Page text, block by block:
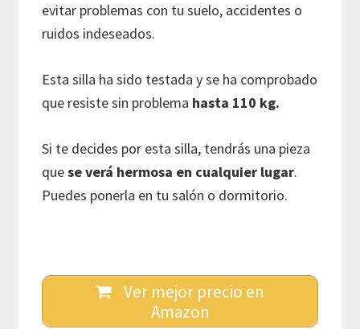
evitar problemas con tu suelo, accidentes o
ruidos indeseados.
Esta silla ha sido testada y se ha comprobado
que resiste sin problema hasta 110 kg.
Si te decides por esta silla, tendrás una pieza
quese verá hermosa en cualquier lugar.
Puedes ponerla en tu salón o dormitorio.
Ver mejor precio en
Amazon